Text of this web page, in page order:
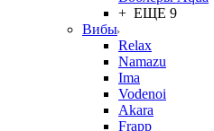
+ ЕЩЕ 9
Вибы
Relax
Namazu
Ima
Vodenoi
Akara
Frapp